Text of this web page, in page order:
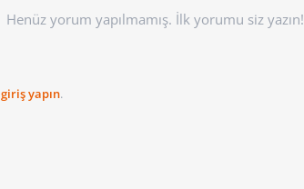
Henüz yorum yapılmamış. İlk yorumu siz yazın!
giriş yapın.